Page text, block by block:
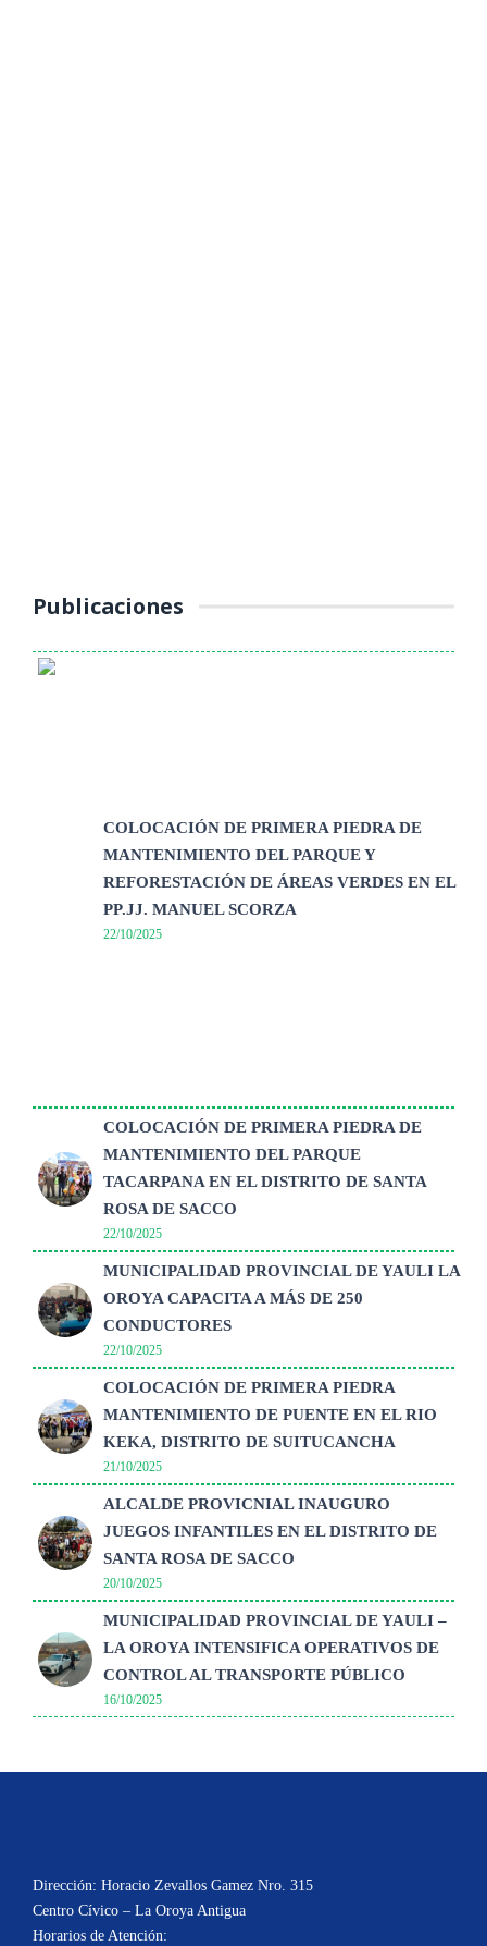
Publicaciones
COLOCACIÓN DE PRIMERA PIEDRA DE
MANTENIMIENTO DEL PARQUE Y
REFORESTACIÓN DE ÁREAS VERDES EN EL
PP.JJ. MANUEL SCORZA
22/10/2025
COLOCACIÓN DE PRIMERA PIEDRA DE
MANTENIMIENTO DEL PARQUE
TACARPANA EN EL DISTRITO DE SANTA
ROSA DE SACCO
22/10/2025
MUNICIPALIDAD PROVINCIAL DE YAULI LA
OROYA CAPACITA A MÁS DE 250
CONDUCTORES
22/10/2025
COLOCACIÓN DE PRIMERA PIEDRA
MANTENIMIENTO DE PUENTE EN EL RIO
KEKA, DISTRITO DE SUITUCANCHA
21/10/2025
ALCALDE PROVICNIAL INAUGURO
JUEGOS INFANTILES EN EL DISTRITO DE
SANTA ROSA DE SACCO
20/10/2025
MUNICIPALIDAD PROVINCIAL DE YAULI –
LA OROYA INTENSIFICA OPERATIVOS DE
CONTROL AL TRANSPORTE PÚBLICO
16/10/2025
Dirección: Horacio Zevallos Gamez Nro. 315
Centro Cívico – La Oroya Antigua
Horarios de Atención: